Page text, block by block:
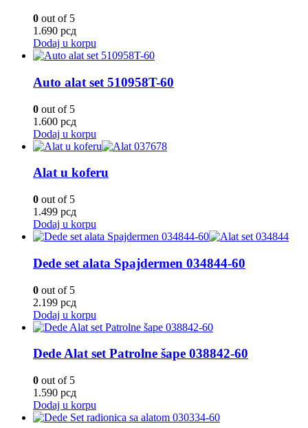
0 out of 5
1.690 рсд
Dodaj u korpu
Auto alat set 510958T-60
0 out of 5
1.600 рсд
Dodaj u korpu
Alat u koferu
0 out of 5
1.499 рсд
Dodaj u korpu
Dede set alata Spajdermen 034844-60
0 out of 5
2.199 рсд
Dodaj u korpu
Dede Alat set Patrolne šape 038842-60
0 out of 5
1.590 рсд
Dodaj u korpu